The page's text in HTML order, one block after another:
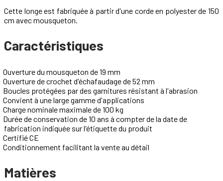
Cette longe est fabriquée à partir d'une corde en polyester de 150
cm avec mousqueton.
Caractéristiques
Ouverture du mousqueton de 19 mm
Ouverture de crochet d'échafaudage de 52 mm
Boucles protégées par des garnitures résistant à l'abrasion
Convient à une large gamme d'applications
Charge nominale maximale de 100 kg
Durée de conservation de 10 ans à compter de la date de
fabrication indiquée sur l'étiquette du produit
Certifié CE
Conditionnement facilitant la vente au détail
Matières